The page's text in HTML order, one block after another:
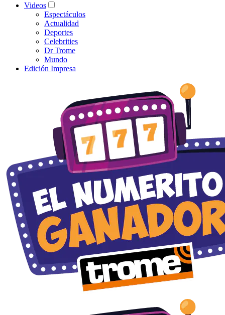
Videos
Espectáculos
Actualidad
Deportes
Celebrities
Dr Trome
Mundo
Edición Impresa